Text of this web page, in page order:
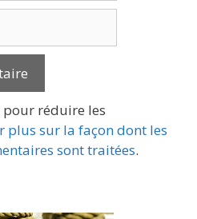
pour réduire les
plus sur la façon dont les
sont traitées.